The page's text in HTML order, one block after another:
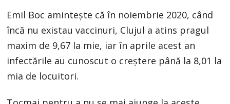
Emil Boc amintește că în noiembrie 2020, când
încă nu existau vaccinuri, Clujul a atins pragul
maxim de 9,67 la mie, iar în aprile acest an
infectările au cunoscut o creștere până la 8,01 la
mia de locuitori.